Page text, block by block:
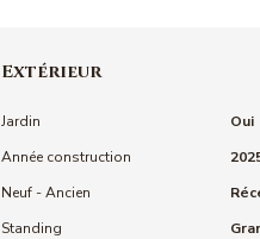
Extérieur
Jardin
Oui
Année construction
Neuf - Ancien
Standing